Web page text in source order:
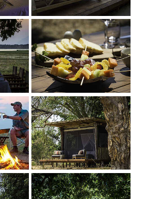
Show larger version
Show larger version
Show larger version